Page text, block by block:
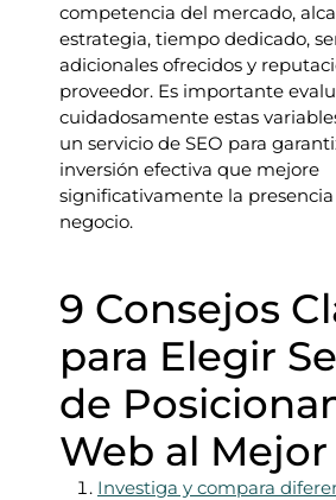
competencia del mercado,
estrategia, tiempo dedicado,
adicionales ofrecidos y
proveedor. Es importante
cuidadosamente estas
un servicio de SEO para
inversión efectiva que mejore
significativamente la
negocio.
9 Consejos
para Elegir
de
Web al
Investiga y compara